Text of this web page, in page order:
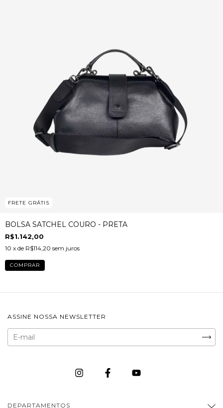
FRETE GRÁTIS
BOLSA SATCHEL COURO - PRETA
R$1.142,00
10 x de R$114,20 sem juros
ASSINE NOSSA NEWSLETTER
DEPARTAMENTOS